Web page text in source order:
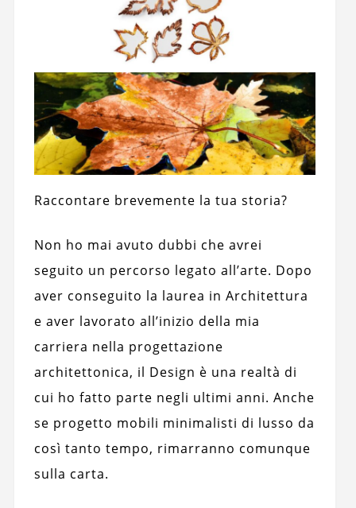
Raccontare brevemente la tua storia?
Non ho mai avuto dubbi che avrei
seguito un percorso legato all’arte. Dopo
aver conseguito la laurea in Architettura
e aver lavorato all’inizio della mia
carriera nella progettazione
architettonica, il Design è una realtà di
cui ho fatto parte negli ultimi anni. Anche
se progetto mobili minimalisti di lusso da
così tanto tempo, rimarranno comunque
sulla carta.